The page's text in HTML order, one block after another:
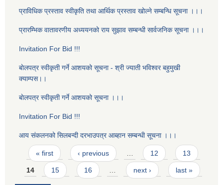
प्राविधिक प्रस्ताव स्वीकृति तथा आर्थिक प्रस्ताव खोल्ने सम्बन्धि सूचना ।।।
प्रारम्भिक वातावरणीय अध्ययनको राय सुझाव सम्बन्धी सार्वजनिक सूचना ।।।
Invitation For Bid !!!
बाेलपत्र स्वीकृती गर्ने आशयको सूचना - श्री ज्याती भविश्वर बहुमुखी
क्याम्पस।।
बाेलपत्र स्वीकृती गर्ने आशयको सूचना ।।।
Invitation For Bid !!!
आय संकलनको सिलबन्दी दरभाउपत्र आब्हान सम्बन्धी सूचना ।।।
Pages
« first ‹ previous … 12 13
14 15 16 … next › last »